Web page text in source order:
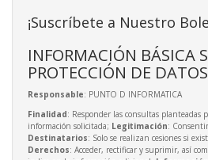
¡Suscríbete a Nuestro
INFORMACIÓN BÁSICA
PROTECCIÓN DE DATOS
Responsable: PUNTO D INFORMATICA
Finalidad: Responder las consultas planteadas
información solicitada; Legitimación:
Destinatarios: Solo se realizan cesiones si
Derechos: Acceder, rectificar y suprimir, así